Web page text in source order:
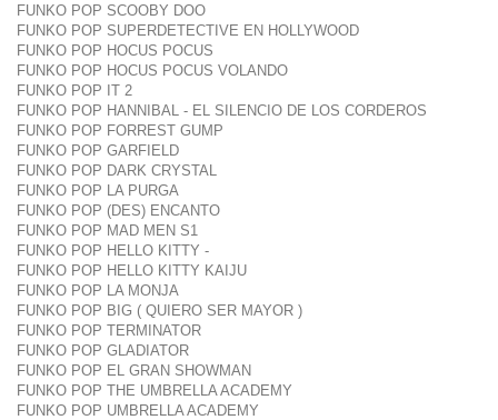
FUNKO POP SCOOBY DOO
FUNKO POP SUPERDETECTIVE EN HOLLYWOOD
FUNKO POP HOCUS POCUS
FUNKO POP HOCUS POCUS VOLANDO
FUNKO POP IT 2
FUNKO POP HANNIBAL - EL SILENCIO DE LOS CORDEROS
FUNKO POP FORREST GUMP
FUNKO POP GARFIELD
FUNKO POP DARK CRYSTAL
FUNKO POP LA PURGA
FUNKO POP (DES) ENCANTO
FUNKO POP MAD MEN S1
FUNKO POP HELLO KITTY -
FUNKO POP HELLO KITTY KAIJU
FUNKO POP LA MONJA
FUNKO POP BIG ( QUIERO SER MAYOR )
FUNKO POP TERMINATOR
FUNKO POP GLADIATOR
FUNKO POP EL GRAN SHOWMAN
FUNKO POP THE UMBRELLA ACADEMY
FUNKO POP UMBRELLA ACADEMY